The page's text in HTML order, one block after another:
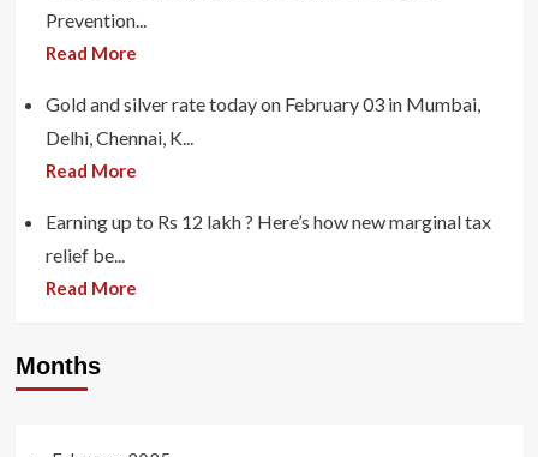
Prevention...
Read More
Gold and silver rate today on February 03 in Mumbai,
Delhi, Chennai, K...
Read More
Earning up to Rs 12 lakh ? Here’s how new marginal tax
relief be...
Read More
Months